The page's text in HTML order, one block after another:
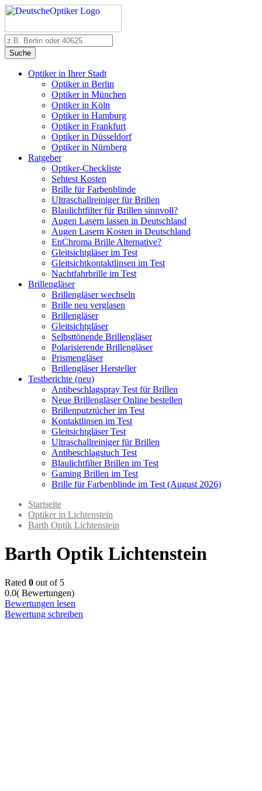
Suche
Optiker in Ihrer Stadt
Optiker in Berlin
Optiker in München
Optiker in Köln
Optiker in Hamburg
Optiker in Frankfurt
Optiker in Düsseldorf
Optiker in Nürnberg
Ratgeber
Optiker-Checkliste
Sehtest Kosten
Brille für Farbenblinde
Ultraschallreiniger für Brillen
Blaulichtfilter für Brillen sinnvoll?
Augen Lasern lassen in Deutschland
Augen Lasern Kosten in Deutschland
EnChroma Brille Alternative?
Gleitsichtgläser im Test
Gleitsichtkontaktlinsen im Test
Nachtfahrbrille im Test
Brillengläser
Brillengläser wechseln
Brille neu verglasen
Brillengläser
Gleitsichtgläser
Selbsttönende Brillengläser
Polarisierende Brillengläser
Prismengläser
Brillengläser Hersteller
Testberichte (neu)
Antibeschlagspray Test für Brillen
Neue Brillengläser Online bestellen
Brillenputztücher im Test
Kontaktlinsen im Test
Gleitsichtgläser Test
Ultraschallreiniger für Brillen
Antibeschlagstuch Test
Blaulichtfilter Brillen im Test
Gaming Brillen im Test
Brille für Farbenblinde im Test (August 2026)
Startseite
Optiker in Lichtenstein
Barth Optik Lichtenstein
Barth Optik Lichtenstein
Rated 0 out of 5
0.0( Bewertungen)
Bewertungen lesen
Bewertung schreiben